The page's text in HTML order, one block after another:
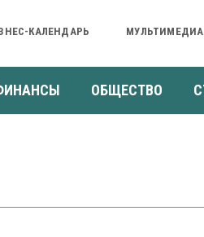
КАЛЕНДАРЬ МУЛЬТИМЕДИА
ОБЩЕСТВО